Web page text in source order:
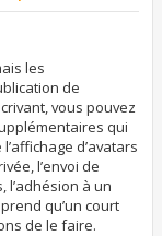
les
de
vous pouvez
qui
d’avatars
l’envoi de
à un
qu’un court
de le faire.